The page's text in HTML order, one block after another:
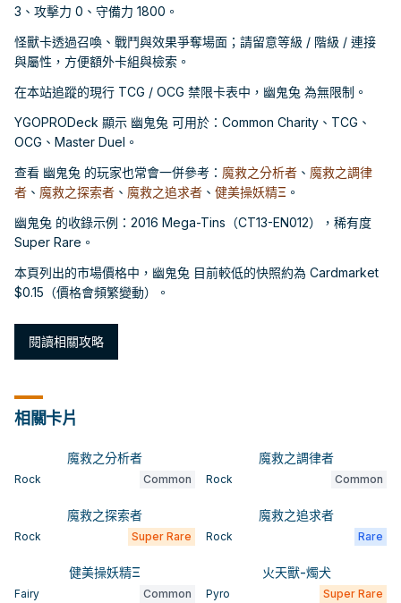
3、攻擊力 0、守備力 1800。
怪獸卡透過召喚、戰鬥與效果爭奪場面；請留意等級 / 階級 / 連接
與屬性，方便額外卡組與檢索。
在本站追蹤的現行 TCG / OCG 禁限卡表中，幽鬼兔 為無限制。
YGOPRODeck 顯示 幽鬼兔 可用於：Common Charity、TCG、
OCG、Master Duel。
查看 幽鬼兔 的玩家也常會一併參考： 魔救之分析者 、 魔救之調律
者 、 魔救之探索者 、 魔救之追求者 、 健美操妖精Ξ 。
幽鬼兔 的收錄示例：2016 Mega-Tins（CT13-EN012），稀有度
Super Rare。
本頁列出的市場價格中，幽鬼兔 目前較低的快照約為 Cardmarket
$0.15（價格會頻繁變動）。
閱讀相關攻略
相關卡片
魔救之分析者
Rock Common
魔救之調律者
Rock Common
魔救之探索者
Rock Super Rare
魔救之追求者
Rock Rare
健美操妖精Ξ
Fairy Common
火天獸-燭犬
Pyro Super Rare